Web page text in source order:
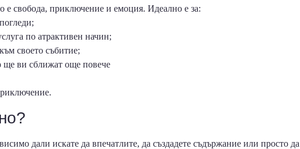
е свобода, приключение и емоция. Идеално е за:
по атрактивен начин;
своето събитие;
ще ви сближат още повече
дали искате да впечатлите, да създадете съдържание или просто